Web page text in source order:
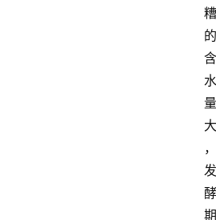
糟
的
含
水
量
大
，
发
酵
期